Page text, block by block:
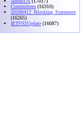
Committees (16310)
20180412_Blocking_Statement
(16265)
IETF92Update (16087)